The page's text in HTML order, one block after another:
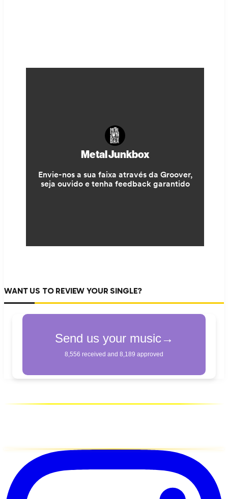
WANT US TO REVIEW YOUR SINGLE?